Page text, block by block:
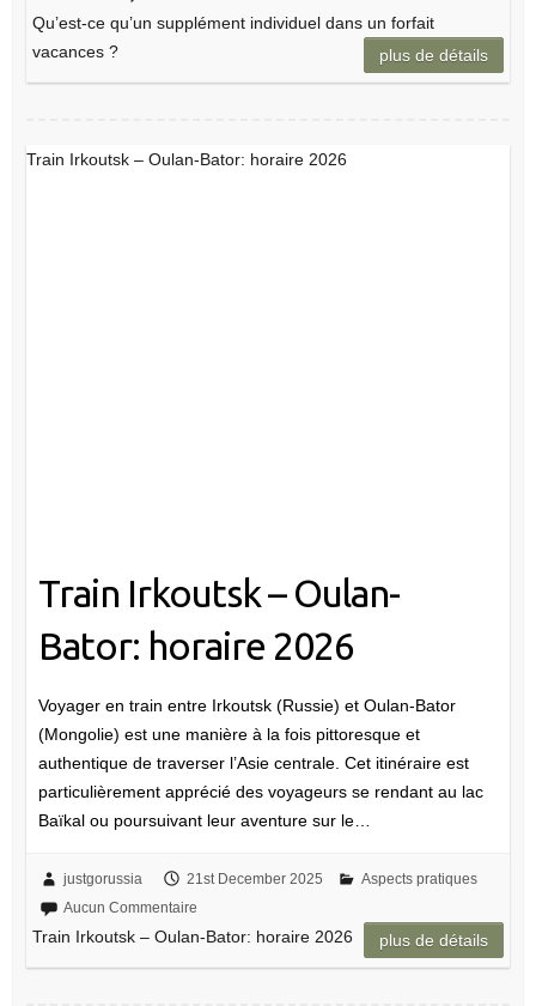
Qu’est-ce qu’un supplément individuel dans un forfait
vacances ?
plus de détails
Train Irkoutsk – Oulan-Bator: horaire 2026
Train Irkoutsk – Oulan-
Bator: horaire 2026
Voyager en train entre Irkoutsk (Russie) et Oulan-Bator
(Mongolie) est une manière à la fois pittoresque et
authentique de traverser l’Asie centrale. Cet itinéraire est
particulièrement apprécié des voyageurs se rendant au lac
Baïkal ou poursuivant leur aventure sur le…
justgorussia 21st December 2025
Aspects pratiques
Aucun Commentaire
Train Irkoutsk – Oulan-Bator: horaire 2026 plus de détails